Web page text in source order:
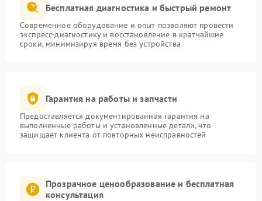
Бесплатная диагностика и быстрый ремонт
Современное оборудование и опыт позволяют провести
экспресс-диагностику и восстановление в кратчайшие
сроки, минимизируя время без устройства
Гарантия на работы и запчасти
Предоставляется документированная гарантия на
выполненные работы и установленные детали, что
защищает клиента от повторных неисправностей
Прозрачное ценообразование и бесплатная
консультация